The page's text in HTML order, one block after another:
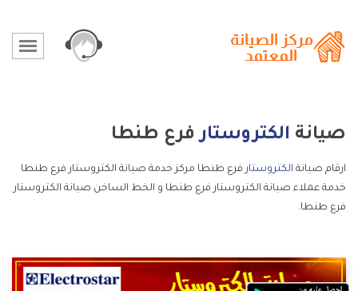
صيانة الكتروستارفرع طنطا
ارقام صيانة الكتروستار فرع طنطا مركز خدمة صيانة الكتروستار فرع طنطا
خدمة عملاء صيانة الكتروستار فرع طنطا و الخط الساخن صيانة الكتروستار
فرع طنطا.